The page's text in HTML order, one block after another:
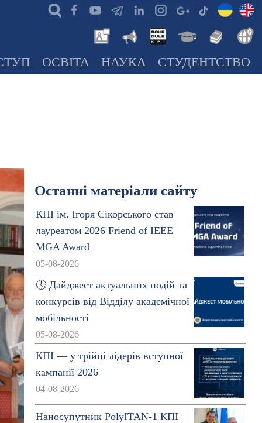
ОСВІТА НАУКА СТУДЕНТСТВО
Останні матеріали сайту
КПІ ім. Ігоря Сікорського став
лауреатом 2026 Friend of IEEE
MGA Award
05-08-2026
🕔 Дайджест актуальних подій та
конкурсів від Відділу академічної
мобільності
05-08-2026
КПІ — у трійці лідерів вступної
кампанії 2026
04-08-2026
Наносупутник PolyITAN-1 КПІ